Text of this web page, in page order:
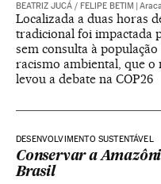
BEATRIZ JUCÁ / FELIPE BETIM
Localizada a duas horas
tradicional foi impactada
sem consulta à
racismo ambiental, que
levou a debate na COP26
DESENVOLVIMENTO SUSTENTÁVEL
Conservar a
Brasil